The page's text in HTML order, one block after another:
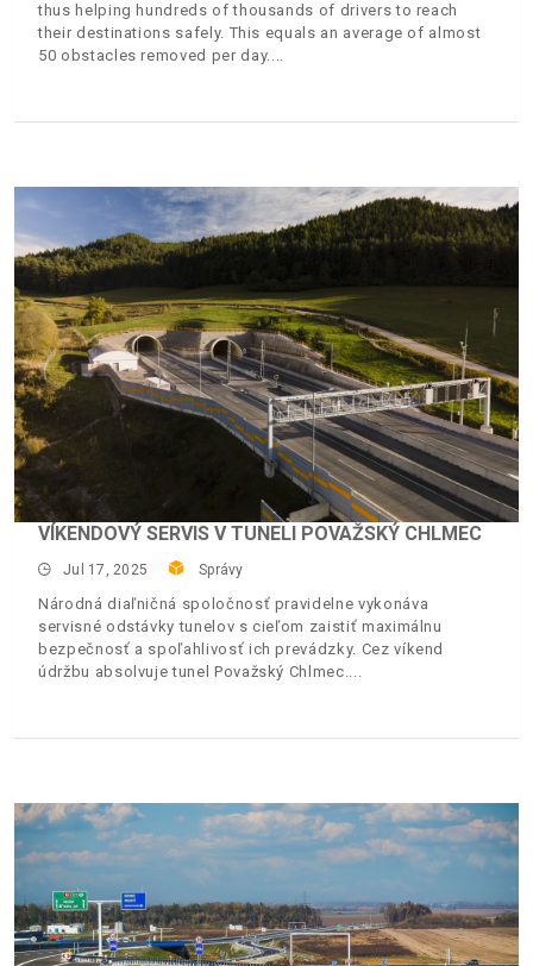
thus helping hundreds of thousands of drivers to reach
their destinations safely. This equals an average of almost
50 obstacles removed per day.
VÍKENDOVÝ SERVIS V TUNELI POVAŽSKÝ CHLMEC
Jul 17, 2025 Správy
Národná diaľničná spoločnosť pravidelne vykonáva
servisné odstávky tunelov s cieľom zaistiť maximálnu
bezpečnosť a spoľahlivosť ich prevádzky. Cez víkend
údržbu absolvuje tunel Považský Chlmec.